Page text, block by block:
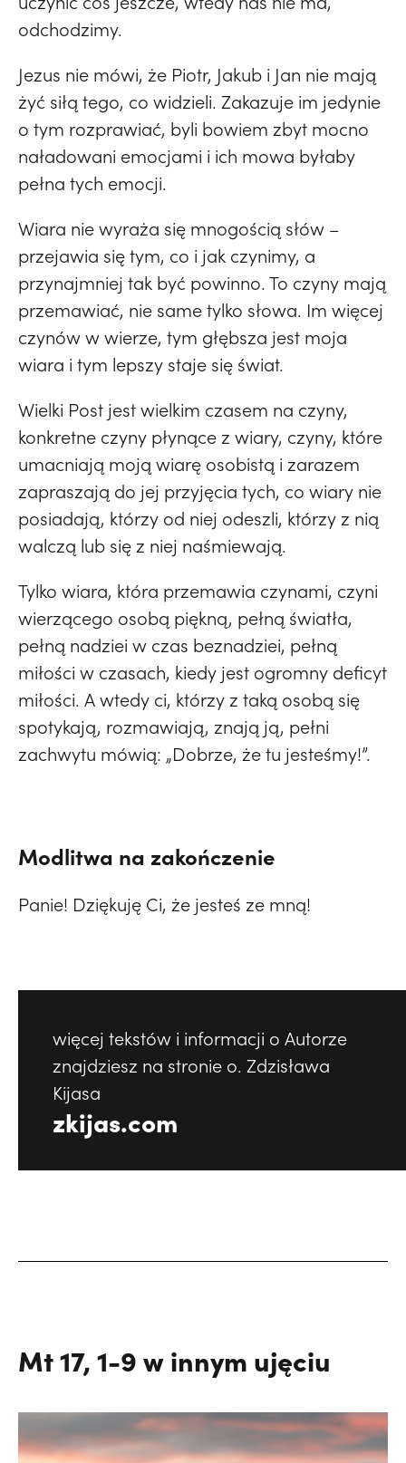
odchodzimy.
Jezus nie mówi, że Piotr, Jakub i Jan nie mają
żyć siłą tego, co widzieli. Zakazuje im jedynie
o tym rozprawiać, byli bowiem zbyt mocno
naładowani emocjami i ich mowa byłaby
pełna tych emocji.
Wiara nie wyraża się mnogością słów –
przejawia się tym, co i jak czynimy, a
przynajmniej tak być powinno. To czyny mają
przemawiać, nie same tylko słowa. Im więcej
czynów w wierze, tym głębsza jest moja
wiara i tym lepszy staje się świat.
Wielki Post jest wielkim czasem na czyny,
konkretne czyny płynące z wiary, czyny, które
umacniają moją wiarę osobistą i zarazem
zapraszają do jej przyjęcia tych, co wiary nie
posiadają, którzy od niej odeszli, którzy z nią
walczą lub się z niej naśmiewają.
Tylko wiara, która przemawia czynami, czyni
wierzącego osobą piękną, pełną światła,
pełną nadziei w czas beznadziei, pełną
miłości w czasach, kiedy jest ogromny deficyt
miłości. A wtedy ci, którzy z taką osobą się
spotykają, rozmawiają, znają ją, pełni
zachwytu mówią: „Dobrze, że tu jesteśmy!”.
Modlitwa na zakończenie
Panie! Dziękuję Ci, że jesteś ze mną!
więcej tekstów i informacji o Autorze
znajdziesz na stronie o. Zdzisława
Kijasa
zkijas.com
Mt 17, 1-9 w innym ujęciu